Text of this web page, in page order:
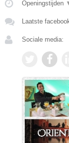
Openingstijden
Laatste
Sociale media: